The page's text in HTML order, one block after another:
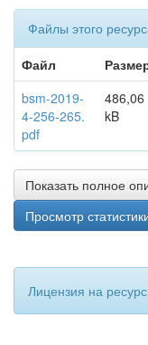
Файлы этого
Файл
bsm-2019-
4-256-265.
pdf
486,06
kB
Показать полное
Просмотр
Лицензия на